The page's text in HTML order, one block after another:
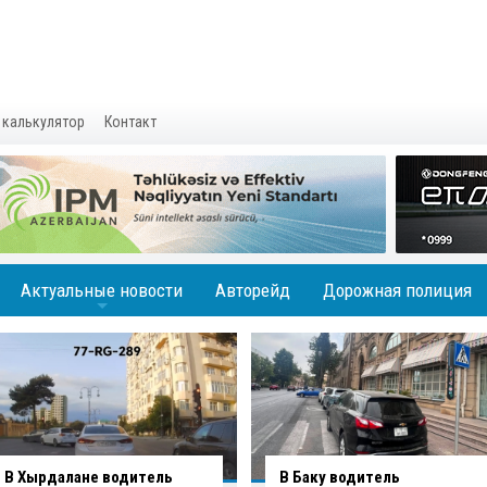
Контакт
Актуальные новости Авторейд Дорожная полиция
В Баку водитель
Вниманию водителей: на